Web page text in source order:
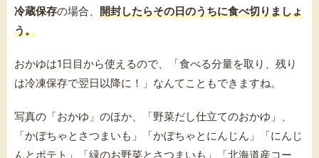
冷蔵保存の場合、 開封したらその日のうちに食べ切りましょ
う。
おかゆは1日目から使えるので、「食べる分量を取り、残り
は冷凍保存で翌日以降に！」なんてこともできますね。
写真の「おかゆ」のほか、「野菜だし仕立てのおかゆ」、
「かぼちゃとさつまいも」「かぼちゃとにんじん」「にんじ
んとポテト」「緑のお野菜とさつまいも」「北海道産コー